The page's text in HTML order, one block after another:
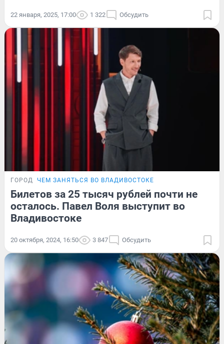
22 января, 2025, 17:00 1 322 Обсудить
ГОРОД ЧЕМ ЗАНЯТЬСЯ ВО ВЛАДИВОСТОКЕ
Билетов за 25 тысяч рублей почти не
осталось. Павел Воля выступит во
Владивостоке
20 октября, 2024, 16:50 3 847 Обсудить